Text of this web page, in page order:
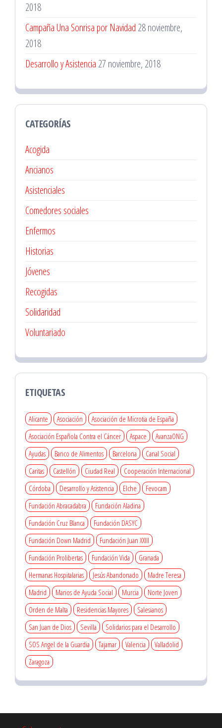
2018
Campaña Una Sonrisa por Navidad 28 noviembre,
2018
Desarrollo y Asistencia 27 noviembre, 2018
CATEGORÍAS
Acogida
Ancianos
Asistenciales
Comedores sociales
Enfermos
Historias
Jóvenes
Recogidas
Solidaridad
Voluntariado
ETIQUETAS
Alicante Asociación
Asociación de Microtia de España
Asociación Española Contra el Cáncer
Aspace
AvanzaONG
Ayudas
Banco de Alimentos Barcelona
Canal Social
Caritas
Castellón Ciudad Real
Cooperación Internacional
Córdoba
Desarrollo y Asistencia Elche
Fevocam
Fundación Abracadabra
Fundación Aladina
Fundación Cruz Blanca
Fundación DASYC
Fundación Down Madrid
Fundación Juan XXIII
Fundación Prolibertas
Fundación Vida
Granada
Hermanas Hospitalarias
Jesús Abandonado
Madre Teresa
Madrid
Manos de Ayuda Social Murcia
Norte Joven
Orden de Malta
Residencias Mayores
Salesianos
San Juan de Dios
Sevilla
Solidarios para el Desarrollo
SOS Angel de la Guardia
Tajamar Valencia
Valladolid
Zaragoza